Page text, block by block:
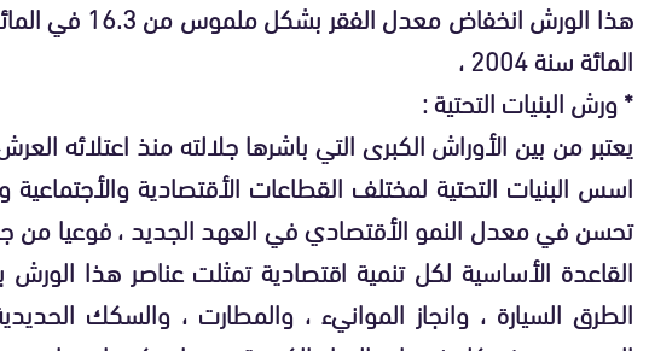
المائة سنة 2004 ،
* ورش البنيات التحتية :
يعتبر من بين الأوراش الكبرى التي باشرها جلالته منذ اعتلائه
اسس البنيات التحتية لمختلف القطاعات الأقتصادية
تحسن في معدل النمو الأقتصادي في العهد الجديد ، فوعيا من
القاعدة الأساسية لكل تنمية اقتصادية تمثلت عناصر هذا
الطرق السيارة ، وانجاز الموانيء ، والمطارت ، والسكك